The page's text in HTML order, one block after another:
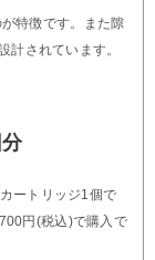
特徴です。また隙
計されています。
ートリッジ1個で
円(税込)で購入で